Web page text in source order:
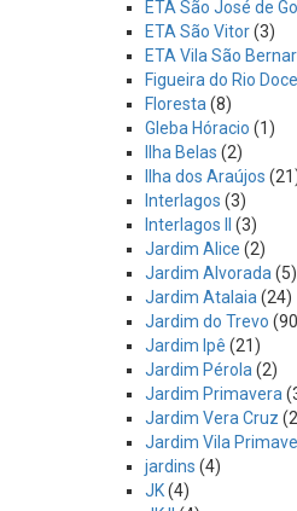
ETA São José de
ETA São Vitor(3)
ETA Vila São
Figueira do Rio Doce
Floresta (8)
Gleba Hóracio (1)
Ilha Belas (2)
Ilha dos Araújos
Interlagos (3)
Interlagos II
(3)
Jardim Alice (2)
Jardim Alvorada (5)
Jardim Atalaia (24)
Jardim do Trevo
Jardim Ipê (21)
Jardim Pérola (2)
Jardim Primavera
Jardim Vera Cruz
Jardim Vila
jardins (4)
JK(4)